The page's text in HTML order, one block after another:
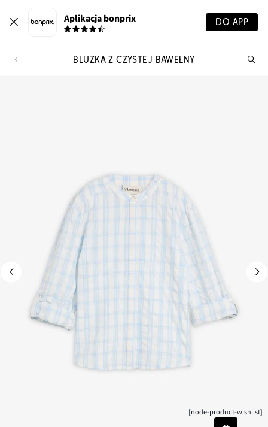
Aplikacja bonprix DO APP
BLUZKA Z CZYSTEJ BAWEŁNY
[node-product-wishlist]